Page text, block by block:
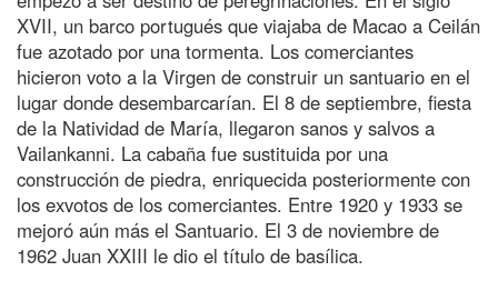
XVII, un barco portugués que viajaba de Macao a Ceilán
fue azotado por una tormenta. Los comerciantes
hicieron voto a la Virgen de construir un santuario en el
lugar donde desembarcarían. El 8 de septiembre, fiesta
de la Natividad de María, llegaron sanos y salvos a
Vailankanni. La cabaña fue sustituida por una
construcción de piedra, enriquecida posteriormente con
los exvotos de los comerciantes. Entre 1920 y 1933 se
mejoró aún más el Santuario. El 3 de noviembre de
1962 Juan XXIII le dio el título de basílica.